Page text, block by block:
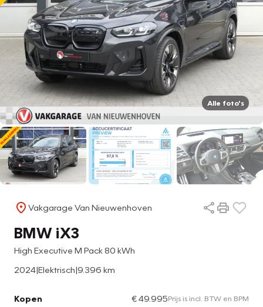
Alle foto's
Vakgarage Van Nieuwenhoven
BMW iX3
High Executive M Pack 80 kWh
2024|Elektrisch|9.396 km
Kopen € 49.995Prijs is incl. BTW en BPM